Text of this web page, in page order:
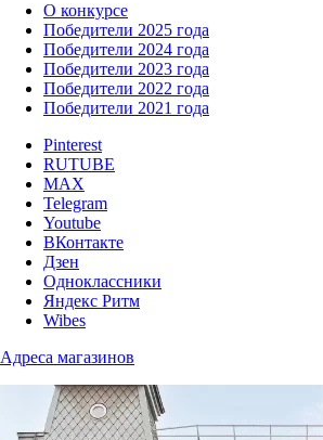
О конкурсе
Победители 2025 года
Победители 2024 года
Победители 2023 года
Победители 2022 года
Победители 2021 года
Pinterest
RUTUBE
MAX
Telegram
Youtube
ВКонтакте
Дзен
Одноклассники
Яндекс Ритм
Wibes
Адреса магазинов